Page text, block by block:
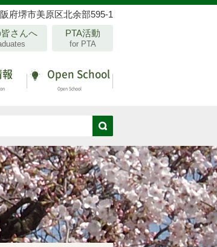
府堺市美原区北余部595-1
さんへ PTA活動
for PTA
Open School
Open School